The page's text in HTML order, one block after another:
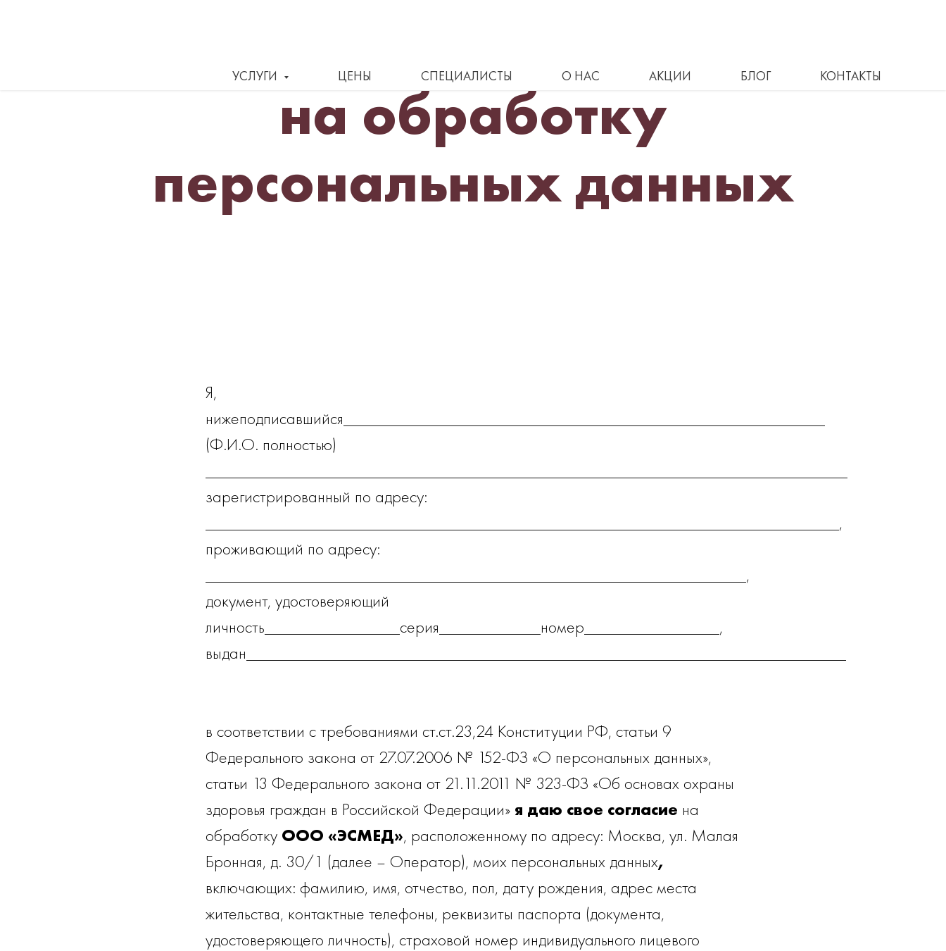
УСЛУГИ ЦЕНЫ СПЕЦИАЛИСТЫ О НАС АКЦИИ БЛОГ КОНТАКТЫ
на обработку
персональных данных
Я,
нижеподписавшийся_________________________________________________________
(Ф.И.О. полностью)
зарегистрированный по адресу:
___________________________________________________________________________,
проживающий по адресу:
________________________________________________________________,
документ, удостоверяющий
личность________________серия____________номер________________,
выдан_______________________________________________________________________
в соответствии с требованиями ст.ст.23,24 Конституции РФ, статьи 9
Федерального закона от 27.07.2006 № 152-ФЗ «О персональных данных»,
статьи 13 Федерального закона от 21.11.2011 № 323-ФЗ «Об основах охраны
здоровья граждан в Российской Федерации» я даю свое согласие на
обработку ООО «ЭСМЕД», расположенному по адресу: Москва, ул. Малая
Бронная, д. 30/1 (далее – Оператор), моих персональных данных,
включающих: фамилию, имя, отчество, пол, дату рождения, адрес места
жительства, контактные телефоны, реквизиты паспорта (документа,
удостоверяющего личность), страховой номер индивидуального лицевого